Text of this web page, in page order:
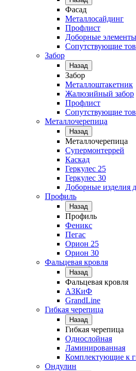
Фасад
Металлосайдинг
Профлист
Доборные элементы
Сопутствующие
Забор
Назад
Забор
Металлоштакетник
Жалюзийный забор
Профлист
Сопутствующие
Металлочерепица
Назад
Металлочерепица
Супермонтеррей
Каскад
Геркулес 25
Геркулес 30
Доборные изделия
Профиль
Назад
Профиль
Феникс
Пегас
Орион 25
Орион 30
Фальцевая кровля
Назад
Фальцевая кровля
АЗКиФ
GrandLine
Гибкая черепица
Назад
Гибкая черепица
Однослойная
Ламинированная
Комплектующие к
Ондулин